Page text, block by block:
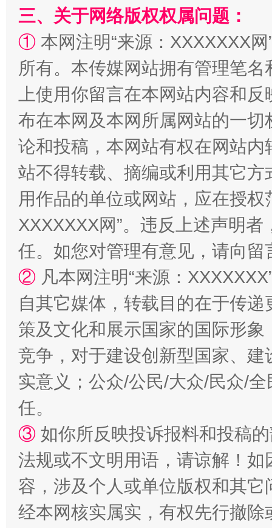
站台名比不上好声名
漫山遍野的桃花与雪山、麦地、白藏房 除
招工难、用工荒背后
三、关于网络版权权属问题：
① 本网注明“来源：XXXXXXX
所有。本传媒网站拥有管理笔
上使用你留言在本网站内容和
布在本网及本网所属网站的一
论和投稿，本网站有权在网站
站不得转载、摘编或利用其它
用作品的单位或网站，应在授
XXXXXXX网”。违反上述声明
任。如您对管理有意见，请向
② 凡本网注明“来源：
自其它媒体，转载目的在于传
策及文化和展示国家的国际形
竞争，对于建设创新型国家、
实意义；公众/公民/大众/民众/
任。
③ 如你所反映投诉报料和投稿
法规或不文明用语，请谅解！
容，涉及个人或单位版权和其它
经本网核实属实，有权先行撤